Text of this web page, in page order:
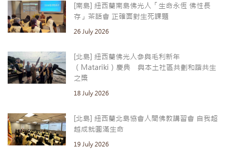
[南島] 紐西蘭南島佛光人「生命永恆 佛性長
存」茶話會 正確面對生死課題
26 July 2026
[北島] 紐西蘭佛光人參與毛利新年
（Matariki）慶典 與本土社區共劃和諧共生
之槳
18 July 2026
[北島] 紐西蘭北島協會人間佛教講習會 自我超
越成就圓滿生命
19 July 2026